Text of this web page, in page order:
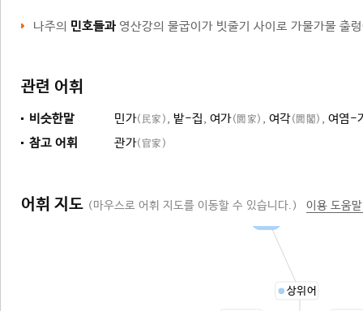
나주의 민호들과 영산강의 물굽이가 빗줄기 사이로 가물가물
관련 어휘
비슷한말 민가(民家) , 밭-집, 여가(閭家) , 여각(閭閣) , 여염-
참고 어휘
관가(官家)
어휘 지도 (마우스로 어휘 지도를 이동할 수 있습니다.) 이용 도움
상위어